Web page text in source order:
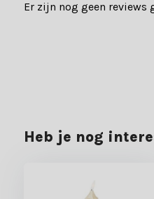
Er zijn nog geen reviews
Heb je nog